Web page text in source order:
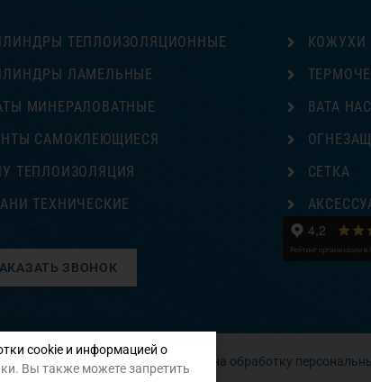
ТЕПЛОИЗОЛЯЦИОННЫЕ
ЛАМЕЛЬНЫЕ
МИНЕРАЛОВАТНЫЕ
САМОКЛЕЮЩИЕСЯ
ТЕПЛОИЗОЛЯЦИЯ
ТЕХНИЧЕСКИЕ
ЗВОНОК
КОЖУХИ
ВАТА
СЕТКА
Согласие на обработку
cookie и информацией о
Вы также можете запретить